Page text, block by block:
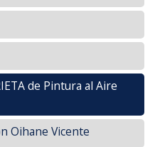
de Pintura al Aire
Oihane Vicente